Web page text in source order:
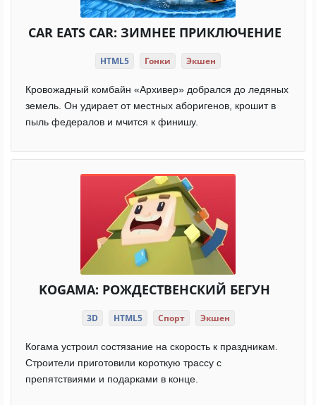
CAR EATS CAR: ЗИМНЕЕ ПРИКЛЮЧЕНИЕ
HTML5 Гонки Экшен
Кровожадный комбайн «Архивер» добрался до ледяных
земель. Он удирает от местных аборигенов, крошит в
пыль федералов и мчится к финишу.
KOGAMA: РОЖДЕСТВЕНСКИЙ БЕГУН
3D HTML5 Спорт Экшен
Когама устроил состязание на скорость к праздникам.
Строители приготовили короткую трассу с
препятствиями и подарками в конце.